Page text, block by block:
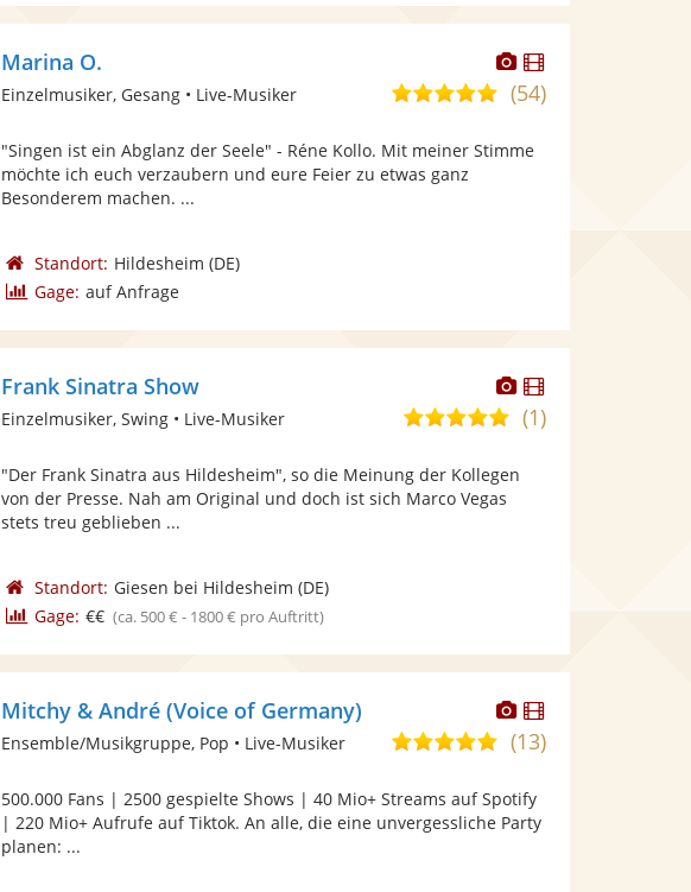
Dieser
Künstler
stellt
bereit.
Dieser
Künstler
Marina O.
5,0
5
(54)
Einzelmusiker, Gesang • Live-Musiker
"Singen ist ein Abglanz der Seele" - Réne Kollo. Mit meiner Stimme
möchte ich euch verzaubern und eure Feier zu etwas ganz
Besonderem machen. ...
Standort: Hildesheim (DE)
Gage: auf Anfrage
Dieser
Künstler
stellt
bereit.
Dieser
Künstler
Frank Sinatra Show
5,0
5
(1)
Einzelmusiker, Swing • Live-Musiker
"Der Frank Sinatra aus Hildesheim", so die Meinung der Kollegen
von der Presse. Nah am Original und doch ist sich Marco Vegas
stets treu geblieben ...
Standort: Giesen bei Hildesheim (DE)
Gage: €€ (ca. 500 € - 1800 € pro Auftritt)
Dieser
Künstler
stellt
Fotos
bereit.
Dieser
Künstler
Mitchy & André (Voice of Germany)
5,0
5
Sternen
(13)
Ensemble/Musikgruppe, Pop • Live-Musiker
500.000 Fans | 2500 gespielte Shows | 40 Mio+ Streams auf Spotify
| 220 Mio+ Aufrufe auf Tiktok. An alle, die eine unvergessliche Party
planen: ...